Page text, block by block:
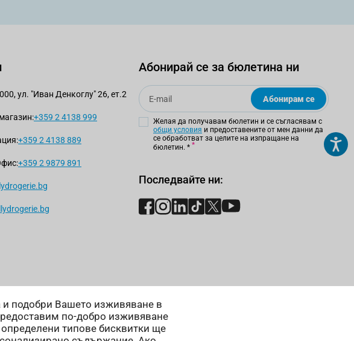
и подобри Вашето изживяване в
по-добро изживяване
типове бисквитки ще
ул. "Иван Денкоглу" 26, ет.2
+359 2 4138 999
+359 2 4138 889
+359 2 9879 891
Абонирай се за бюлетина ни
Email
Абонирам се
Желая да получавам бюлетин и се съгласявам с
общи условия и предоставените от мен данни да
се обработват за целите на изпращане на
бюлетин. *
Последвайте ни: